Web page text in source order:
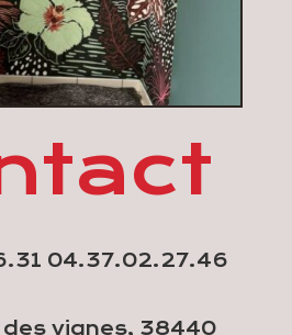
04.37.02.27.46
vignes, 38440